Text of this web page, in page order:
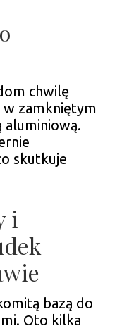
chwilę
w zamkniętym
skutkuje
i
bazą do
Oto kilka